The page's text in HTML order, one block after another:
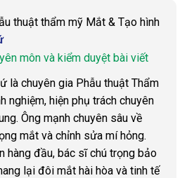
thuật thẩm mỹ Mắt & Tạo hình
môn và kiểm duyệt bài viết
là chuyên gia Phẫu thuật Thẩm
nghiệm, hiện phụ trách chuyên
Ông mạnh chuyên sâu về
mắt và chỉnh sửa mí hỏng.
hàng đầu, bác sĩ chú trọng bảo
lại đôi mắt hài hòa và tinh tế